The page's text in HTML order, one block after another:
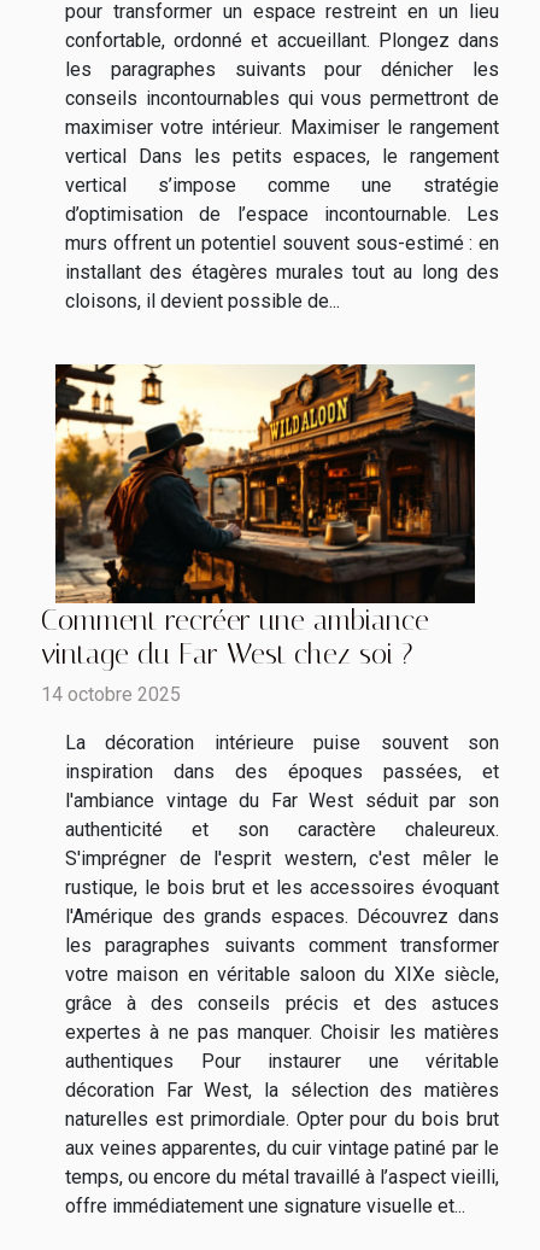
pour transformer un espace restreint en un lieu
confortable, ordonné et accueillant. Plongez dans
les paragraphes suivants pour dénicher les
conseils incontournables qui vous permettront de
maximiser votre intérieur. Maximiser le rangement
vertical Dans les petits espaces, le rangement
vertical s’impose comme une stratégie
d’optimisation de l’espace incontournable. Les
murs offrent un potentiel souvent sous-estimé : en
installant des étagères murales tout au long des
cloisons, il devient possible de...
Comment recréer une ambiance
vintage du Far West chez soi ?
14 octobre 2025
La décoration intérieure puise souvent son
inspiration dans des époques passées, et
l'ambiance vintage du Far West séduit par son
authenticité et son caractère chaleureux.
S'imprégner de l'esprit western, c'est mêler le
rustique, le bois brut et les accessoires évoquant
l'Amérique des grands espaces. Découvrez dans
les paragraphes suivants comment transformer
votre maison en véritable saloon du XIXe siècle,
grâce à des conseils précis et des astuces
expertes à ne pas manquer. Choisir les matières
authentiques Pour instaurer une véritable
décoration Far West, la sélection des matières
naturelles est primordiale. Opter pour du bois brut
aux veines apparentes, du cuir vintage patiné par le
temps, ou encore du métal travaillé à l’aspect vieilli,
offre immédiatement une signature visuelle et...